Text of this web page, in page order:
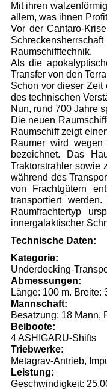
Mit ihren
allem, was ihnen
Vor der Cantaro-
Raumschifftechnik.
Als die
Transfer von den
Schon vor dieser Zeit
des technischen
Nun, rund 700 Jahre
Die neuen
Raumschiffzeigt
Raumer wird wegen
bezeichnet. Das
Traktorstrahler sowie
während des
von Frachtgütern
transportiert
Raumfrachtertyp
innergalaktischer
Technische Daten:
Kategorie:
Underdocking-
Abmessungen:
Länge: 100 m. Breite:
Mannschaft:
Besatzung: 18 Mann,
Beiboote:
4 ASHIGARU-Shifts
Triebwerke:
Metagrav-Antrieb,
Leistung:
Geschwindigkeit: